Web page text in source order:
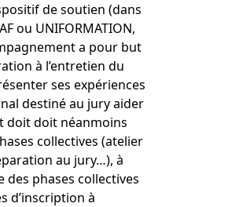
de soutien (dans
ou UNIFORMATION,
a pour but
à l’entretien du
ses expériences
destiné au jury aider
doit doit néanmoins
collectives (atelier
au jury…), à
des phases collectives
d’inscription à